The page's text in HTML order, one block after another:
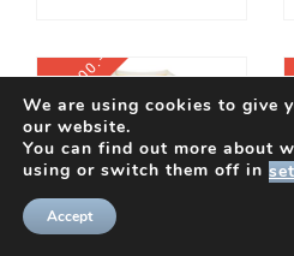
2 Stk. 400.- 2
We are using cookies to give
our website.
You can find out more about
using or switch them off in
Accept